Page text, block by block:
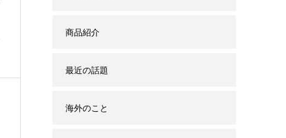
商品紹介
最近の話題
海外のこと